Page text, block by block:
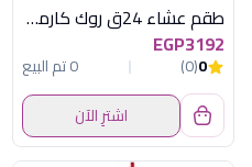
طقم عشاء 24ق روك كارمن لامع*فسدقى مط
EGP3192
0
(0)
0 تم البيع
اشترِ الآن